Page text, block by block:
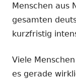
Menschen aus
gesamten
kurzfristig
Viele
es gerade